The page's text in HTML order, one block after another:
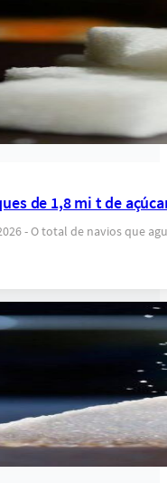
de 1,8 mi t de
- O total de navios que